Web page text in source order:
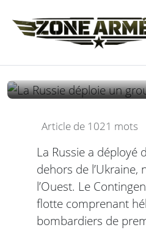
La
opérant
Article de 1021 mots
La Russie a déployé
dehors de
l’Ouest. Le
flotte comprenant
bombardiers de